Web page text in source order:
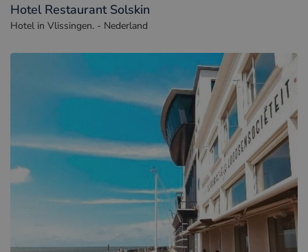
Hotel Restaurant Solskin
Hotel in Vlissingen. - Nederland